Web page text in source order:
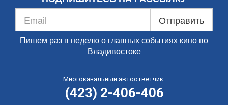
Отправить
Пишем раз в неделю о главных событиях кино во
Владивостоке
Многоканальный автоответчик:
(423) 2-406-406